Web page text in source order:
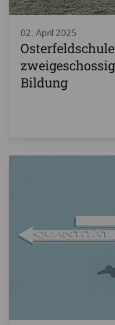
02. April 2025
Bildung